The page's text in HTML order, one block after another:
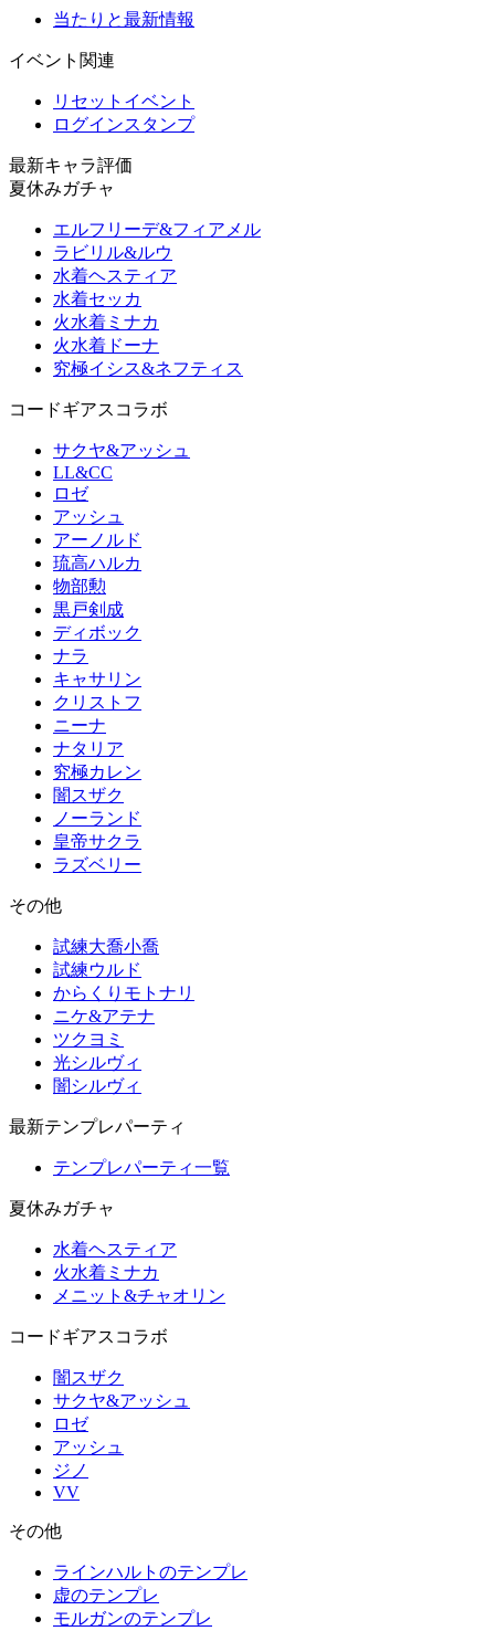
当たりと最新情報
イベント関連
リセットイベント
ログインスタンプ
最新キャラ評価
夏休みガチャ
エルフリーデ&フィアメル
ラビリル&ルウ
水着ヘスティア
水着セッカ
火水着ミナカ
火水着ドーナ
究極イシス&ネフティス
コードギアスコラボ
サクヤ&アッシュ
LL&CC
ロゼ
アッシュ
アーノルド
琉高ハルカ
物部勲
黒戸剣成
ディボック
ナラ
キャサリン
クリストフ
ニーナ
ナタリア
究極カレン
闇スザク
ノーランド
皇帝サクラ
ラズベリー
その他
試練大喬小喬
試練ウルド
からくりモトナリ
ニケ&アテナ
ツクヨミ
光シルヴィ
闇シルヴィ
最新テンプレパーティ
テンプレパーティ一覧
夏休みガチャ
水着ヘスティア
火水着ミナカ
メニット&チャオリン
コードギアスコラボ
闇スザク
サクヤ&アッシュ
ロゼ
アッシュ
ジノ
VV
その他
ラインハルトのテンプレ
虚のテンプレ
モルガンのテンプレ